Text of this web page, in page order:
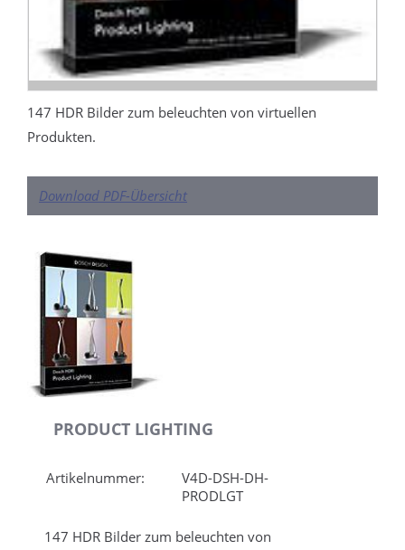
147 HDR Bilder zum beleuchten von virtuellen
Produkten.
Download PDF-Übersicht
PRODUCT LIGHTING
Artikelnummer:
V4D-DSH-DH-
PRODLGT
147 HDR Bilder zum beleuchten von